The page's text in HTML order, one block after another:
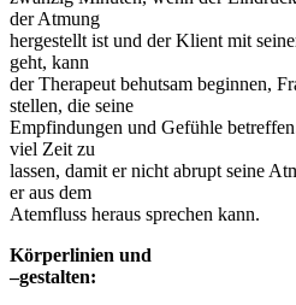
der Atmung
hergestellt ist und der Klient mit
geht, kann
der Therapeut behutsam beginnen,
stellen, die seine
Empfindungen und Gefühle
viel Zeit zu
lassen, damit er nicht abrupt seine
er aus dem
Atemfluss heraus sprechen kann.
Körperlinien und
–gestalten: